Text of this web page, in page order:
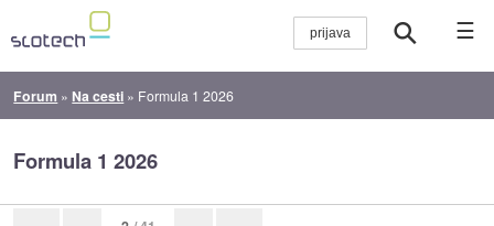
☰
Forum » Na cesti » Formula 1 2026
Formula 1 2026